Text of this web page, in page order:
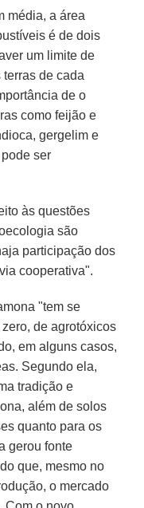
média, a área
é de dois
um limite de
de cada
de o
como feijão e
gergelim e
ser
às questões
são
participação dos
cooperativa".
"tem se
de agrotóxicos
em alguns casos,
Segundo ela,
tradição e
além de solos
quanto para os
gerou fonte
que, mesmo no
o mercado